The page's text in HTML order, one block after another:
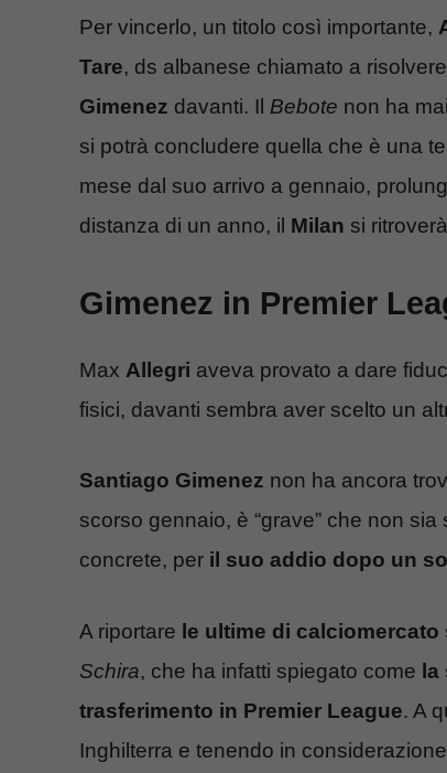
Per vincerlo, un titolo così importante,
Tare, ds albanese chiamato a
Gimenez davanti. Il Bebote non ha
si potrà concludere quella che è una
mese dal suo arrivo a gennaio,
distanza di un anno, il Milan si
Gimenez in Premier
Max Allegri aveva provato a dare
fisici, davanti sembra aver scelto un
Santiago Gimenez non ha ancora
scorso gennaio, è “grave” che non
concrete, per il suo addio dopo un
A riportare le ultime di calciomercato
Schira, che ha infatti spiegato come la
trasferimento in Premier League. A
Inghilterra e tenendo in